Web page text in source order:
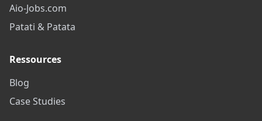
Aio-Jobs.com
Patati & Patata
Ressources
Blog
Case Studies